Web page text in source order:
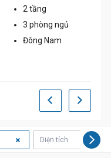
2 tầng
3 phòng ngủ
Đông Nam
Diện tích